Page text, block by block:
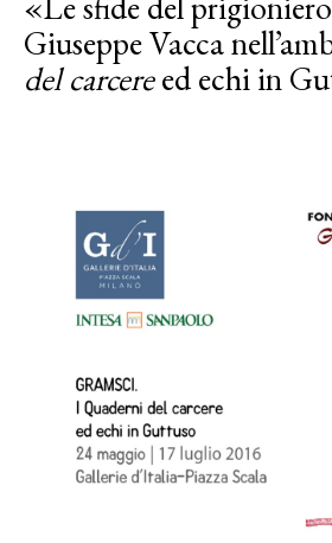
Giuseppe Vacca
del carcereed echi in